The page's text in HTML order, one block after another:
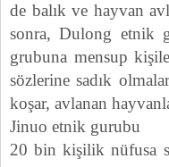
de balık ve hayvan
sonra, Dulong etnik
grubuna mensup
sözlerine sadık
koşar, avlanan
Jinuo etnik gurubu
20 bin kişilik nüfusa